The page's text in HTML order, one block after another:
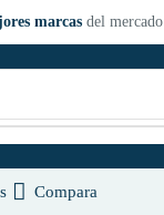
marcas del mercado
Compara